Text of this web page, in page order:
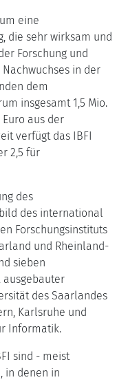
eine
die sehr wirksam und
Forschung und
in der
dem
insgesamt 1,5 Mio.
Euro aus der
verfügt das IBFI
2,5 für
des
des international
Forschungsinstituts
und Rheinland-
sieben
ausgebauter
des Saarlandes
Karlsruhe und
Informatik.
sind - meist
in denen in